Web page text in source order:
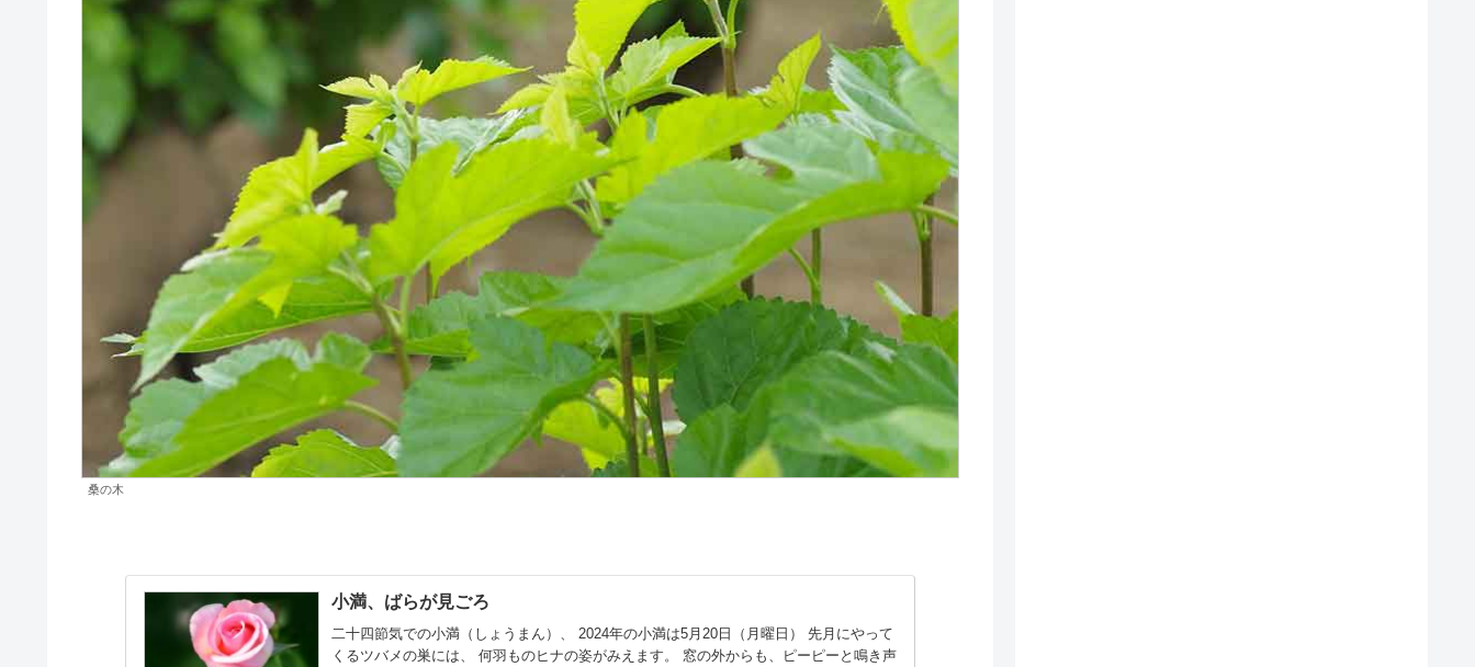
桑の木
小満、ばらが見ごろ
二十四節気での小満（しょうまん）、 2024年の小満は5月20日（月曜日） 先月にやって
くるツバメの巣には、 何羽ものヒナの姿がみえます。 窓の外からも、ピーピーと鳴き声